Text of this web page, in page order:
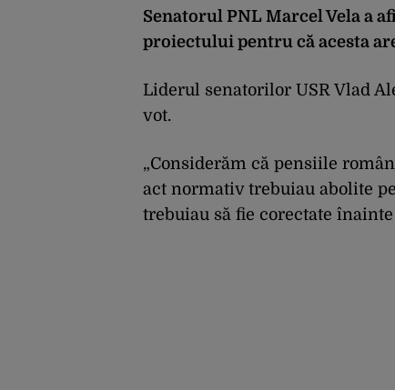
Senatorul PNL Marcel Vela a
proiectului pentru că acesta
Liderul senatorilor USR Vlad
vot.
„Considerăm că pensiile
act normativ trebuiau abolite
trebuiau să fie corectate înainte